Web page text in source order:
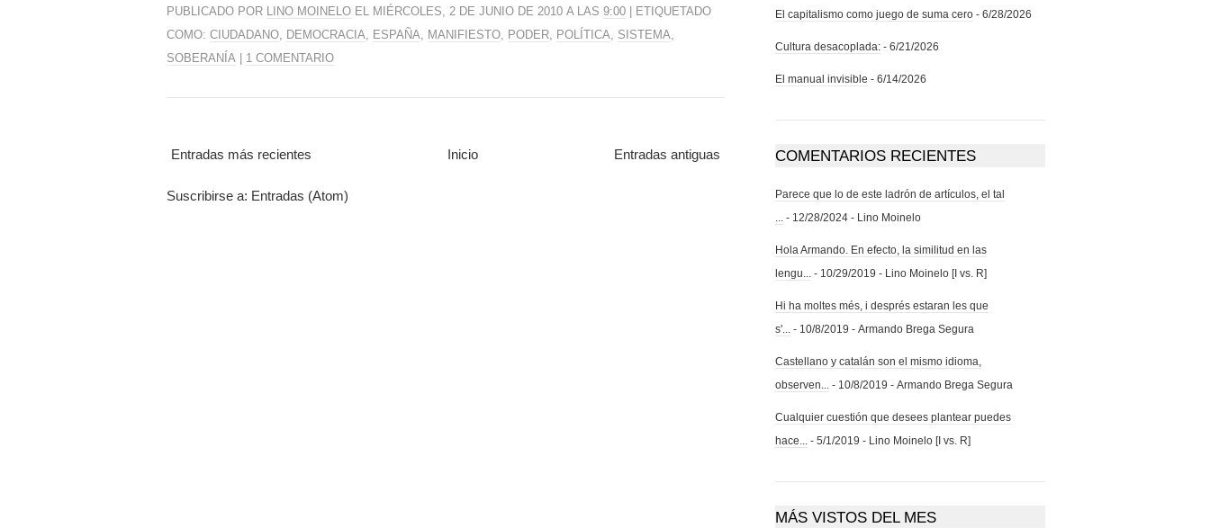
PUBLICADO POR LINO MOINELOEL MIÉRCOLES, 2 DE JUNIO DE 2010 A LAS 9:00| ETIQUETADO
COMO: CIUDADANO, DEMOCRACIA ESPAÑA MANIFIESTO, PODER, POLÍTICA SISTEMA
SOBERANÍA
1 COMENTARIO
Entradas más recientes Entradas antiguas
Inicio
Suscribirse a: Entradas (Atom)
El capitalismo como juego de suma cero - 6/28/2026
Cultura desacoplada: - 6/21/2026
El manual invisible - 6/14/2026
COMENTARIOS RECIENTES
Parece que lo de este ladrón de artículos, el tal
... - 12/28/2024 - Lino Moinelo
Hola Armando. En efecto, la similitud en las
lengu... - 10/29/2019 - Lino Moinelo [I vs. R]
Hi ha moltes més, i després estaran les que
s'... - 10/8/2019 - Armando Brega Segura
Castellano y catalán son el mismo idioma,
observen... - 10/8/2019 - Armando Brega Segura
Cualquier cuestión que desees plantear puedes
hace... - 5/1/2019 - Lino Moinelo [I vs. R]
MÁS VISTOS DEL MES